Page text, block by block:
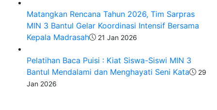
​Matangkan Rencana Tahun 2026, Tim Sarpras
MIN 3 Bantul Gelar Koordinasi Intensif Bersama
Kepala Madrasah
21 Jan 2026
Pelatihan Baca Puisi : Kiat Siswa-Siswi MIN 3
Bantul Mendalami dan Menghayati Seni Kata
29
Jan 2026